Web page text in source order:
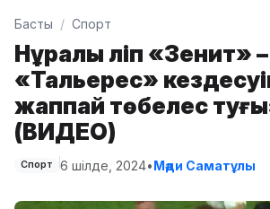
Басты Спорт
Нұралы Әліп «Зенит» –
«Тальерес»
жаппай төбелес
(ВИДЕО)
Спорт 6 шілде, 2024•Мәди Саматұлы